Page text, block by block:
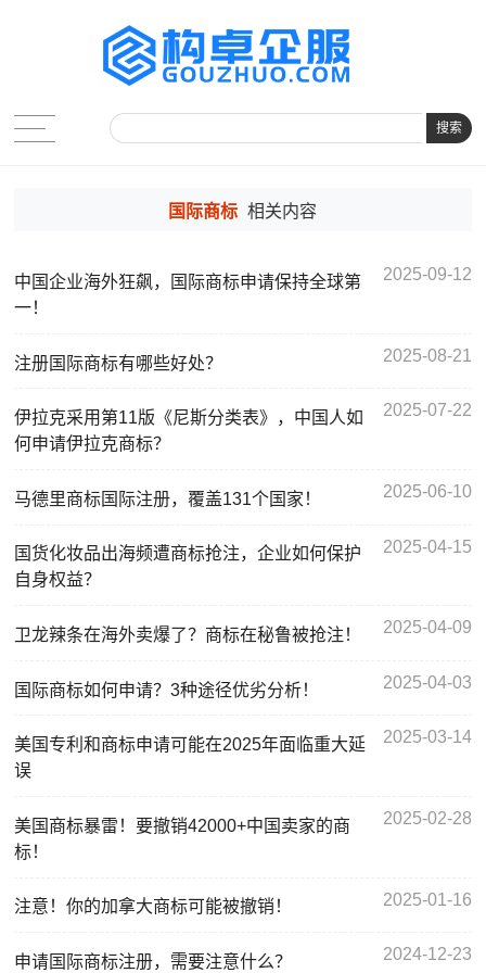
搜索
国际商标 相关内容
中国企业海外狂飙，国际商标申请保持全球第
一！
2025-09-12
注册国际商标有哪些好处？ 2025-08-21
伊拉克采用第11版《尼斯分类表》，中国人如
何申请伊拉克商标？
2025-07-22
马德里商标国际注册，覆盖131个国家！ 2025-06-10
国货化妆品出海频遭商标抢注，企业如何保护
自身权益？
2025-04-15
卫龙辣条在海外卖爆了？商标在秘鲁被抢注！ 2025-04-09
国际商标如何申请？3种途径优劣分析！ 2025-04-03
美国专利和商标申请可能在2025年面临重大延
误
2025-03-14
美国商标暴雷！要撤销42000+中国卖家的商
标！
2025-02-28
注意！你的加拿大商标可能被撤销！ 2025-01-16
申请国际商标注册，需要注意什么？ 2024-12-23